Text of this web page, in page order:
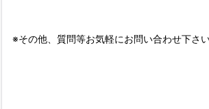
※その他、質問等お気軽にお問い合わせ下さ